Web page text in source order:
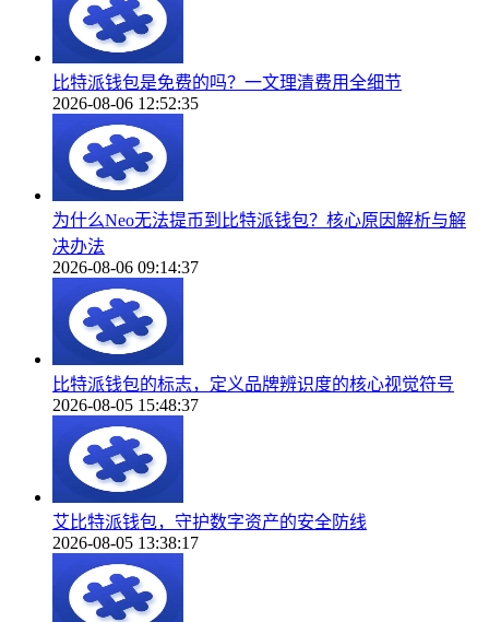
比特派钱包是免费的吗？一文理清费用全细节
2026-08-06 12:52:35
为什么Neo无法提币到比特派钱包？核心原因解析与解
决办法
2026-08-06 09:14:37
比特派钱包的标志，定义品牌辨识度的核心视觉符号
2026-08-05 15:48:37
艾比特派钱包，守护数字资产的安全防线
2026-08-05 13:38:17